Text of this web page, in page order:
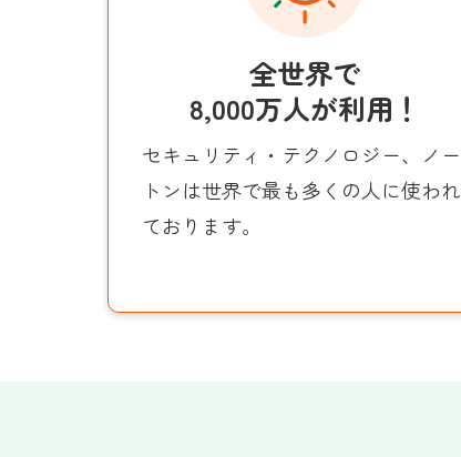
全世界で
8,000万人が利用！
セキュリティ・テクノロジー、ノー
トンは世界で最も多くの人に使われ
ております。